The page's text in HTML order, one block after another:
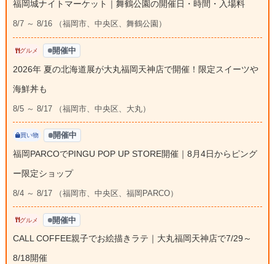
福岡城ナイトマーケット｜舞鶴公園の開催日・時間・入場料
8/7 ～ 8/16 （福岡市、中央区、舞鶴公園）
グルメ 開催中
2026年 夏の北海道展が大丸福岡天神店で開催！限定スイーツや
海鮮丼も
8/5 ～ 8/17 （福岡市、中央区、大丸）
買い物 開催中
福岡PARCOでPINGU POP UP STORE開催｜8月4日からピング
ー限定ショップ
8/4 ～ 8/17 （福岡市、中央区、福岡PARCO）
グルメ 開催中
CALL COFFEE親子でお絵描きラテ｜大丸福岡天神店で7/29～
8/18開催